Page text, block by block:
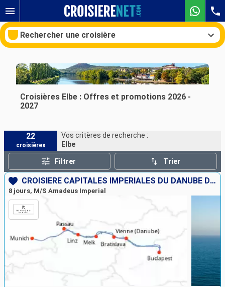
Rechercher une croisière
Ports Compagnies
Croisières Elbe : Offres et promotions 2026 -
2027
22
croisières
Vos critères de recherche :
Elbe
Filtrer Trier
CROISIÈRE CAPITALES IMPÉRIALES DU DANUBE DE BUDAPEST À MUNICH
8 jours, M/S Amadeus Imperial